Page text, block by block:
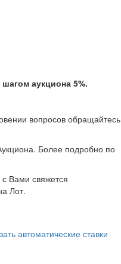
аукциона 5%.
вопросов обращайтесь
Более подробно по
Вами свяжется
Лот.
автоматические ставки